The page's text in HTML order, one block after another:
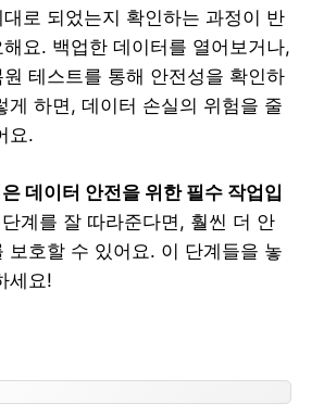
로 되었는지 확인하는 과정이 반
요. 백업한 데이터를 열어보거나,
테스트를 통해 안전성을 확인하
게 하면, 데이터 손실의 위험을 줄
요.
데이터 안전을 위한 필수 작업입
계를 잘 따라준다면, 훨씬 더 안
보호할 수 있어요. 이 단계들을 놓
세요!